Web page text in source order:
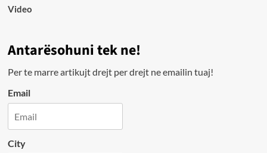
Video
Antarësohuni tek ne!
Per te marre artikujt drejt per drejt ne emailin tuaj!
Email
City